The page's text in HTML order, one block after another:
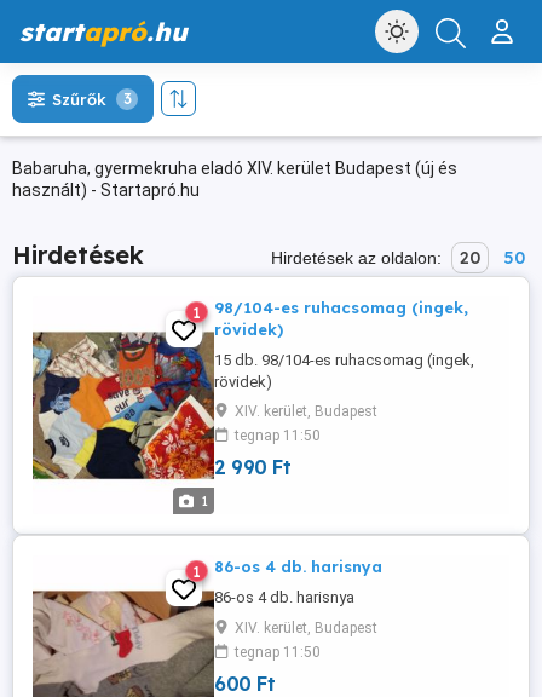
startapró.hu
Babaruha, gyermekruha eladó XIV. kerület Budapest (új és
használt) - Startapró.hu
Szűrők 3
Hirdetések Hirdetések az oldalon: 20 50
1
1
98/104-es ruhacsomag (ingek,
rövidek)
15 db. 98/104-es ruhacsomag (ingek,
rövidek)
XIV. kerület, Budapest
tegnap 11:50
2 990 Ft
1 86-os 4 db. harisnya
86-os 4 db. harisnya
XIV. kerület, Budapest
tegnap 11:50
600 Ft